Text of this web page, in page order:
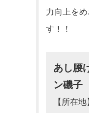
力向上を
す！！
あし腰
ン磯子
【所在